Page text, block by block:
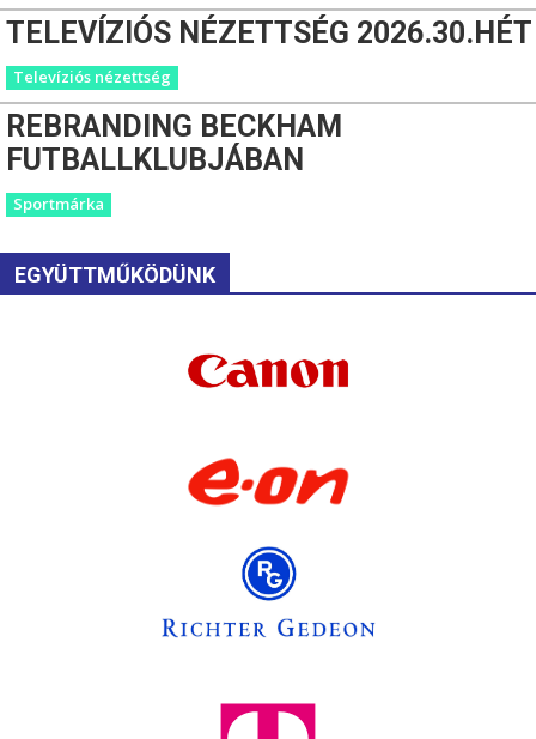
TELEVÍZIÓS NÉZETTSÉG 2026.30.HÉT
Televíziós nézettség
REBRANDING BECKHAM
FUTBALLKLUBJÁBAN
Sportmárka
EGYÜTTMŰKÖDÜNK